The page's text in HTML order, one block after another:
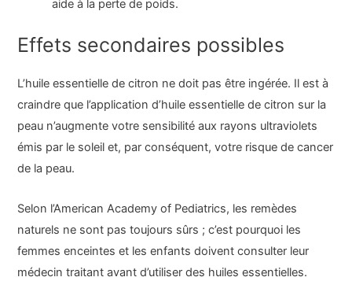
aide à la perte de poids.
Effets secondaires possibles
L’huile essentielle de citron ne doit pas être ingérée. Il est à
craindre que l’application d’huile essentielle de citron sur la
peau n’augmente votre sensibilité aux rayons ultraviolets
émis par le soleil et, par conséquent, votre risque de cancer
de la peau.
Selon l’American Academy of Pediatrics, les remèdes
naturels ne sont pas toujours sûrs ; c’est pourquoi les
femmes enceintes et les enfants doivent consulter leur
médecin traitant avant d’utiliser des huiles essentielles.